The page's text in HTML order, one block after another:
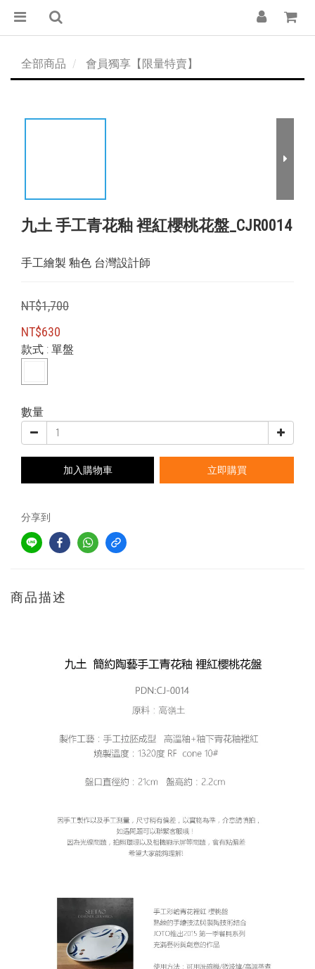
全部商品 會員獨享【限量特賣】
九土 手工青花釉 裡紅櫻桃花盤_CJR0014
手工繪製 釉色 台灣設計師
NT$1,700
NT$630
款式 : 單盤
數量
加入購物車 立即購買
分享到
商品描述